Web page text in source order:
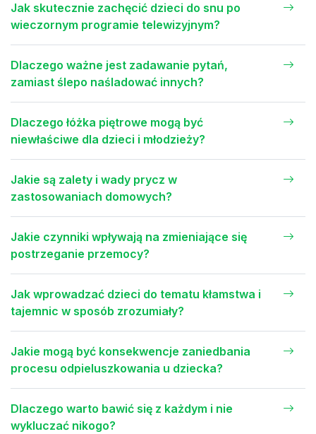
Jak skutecznie zachęcić dzieci do snu po
wieczornym programie telewizyjnym?
Dlaczego ważne jest zadawanie pytań,
zamiast ślepo naśladować innych?
Dlaczego łóżka piętrowe mogą być
niewłaściwe dla dzieci i młodzieży?
Jakie są zalety i wady prycz w
zastosowaniach domowych?
Jakie czynniki wpływają na zmieniające się
postrzeganie przemocy?
Jak wprowadzać dzieci do tematu kłamstwa i
tajemnic w sposób zrozumiały?
Jakie mogą być konsekwencje zaniedbania
procesu odpieluszkowania u dziecka?
Dlaczego warto bawić się z każdym i nie
wykluczać nikogo?